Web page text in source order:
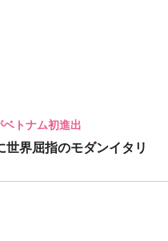
トナム初進出
世界屈指のモダンイタリ